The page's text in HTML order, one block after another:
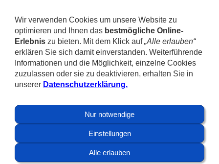
Navigation einblenden
Bestenlisten und Rekorde
Hier findet ihr Ergebnisse aus unserem Wettkampfgeschehen.
fehlt? Schick uns deinen Beitrag!
Bestenlisten
Ewige Bestenliste
Jahresbestenliste
Vereinsrekorde
Wir verwenden Cookies um unsere Website zu
optimieren und Ihnen das bestmögliche Online-
Erlebnis zu bieten. Mit dem Klick auf„Alle erlauben“
erklären Sie sich damit einverstanden. Weiterführende
Informationen und die Möglichkeit, einzelne Cookies
zuzulassen oder sie zu deaktivieren, erhalten Sie in
unserer Datenschutzerklärung.
Nur notwendige
Einstellungen
Alle erlauben